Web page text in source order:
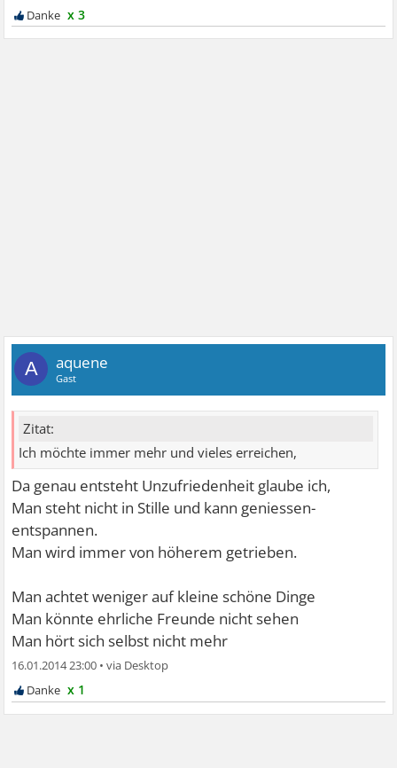
x 3
A aquene
Gast
Zitat:
Ich möchte immer mehr und vieles erreichen,
Da genau entsteht Unzufriedenheit glaube ich,
Man steht nicht in Stille und kann geniessen-
entspannen.
Man wird immer von höherem getrieben.
Man achtet weniger auf kleine schöne Dinge
Man könnte ehrliche Freunde nicht sehen
Man hört sich selbst nicht mehr
16.01.2014 23:00 •
x 1